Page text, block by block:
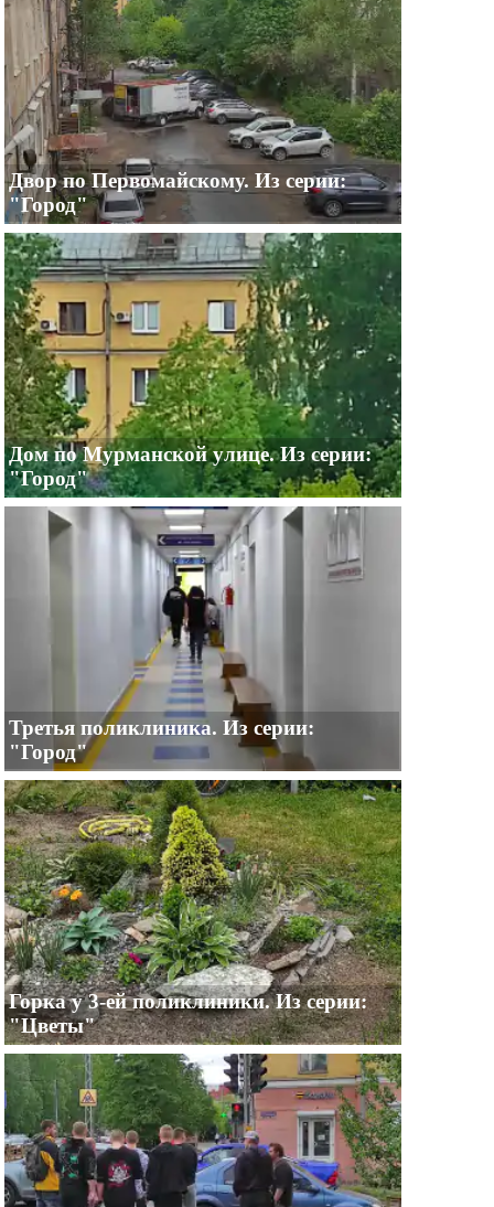
Двор по Первомайскому. Из серии:
"Город"
Дом по Мурманской улице. Из серии:
"Город"
Третья поликлиника. Из серии:
"Город"
Горка у 3-ей поликлиники. Из серии:
"Цветы"